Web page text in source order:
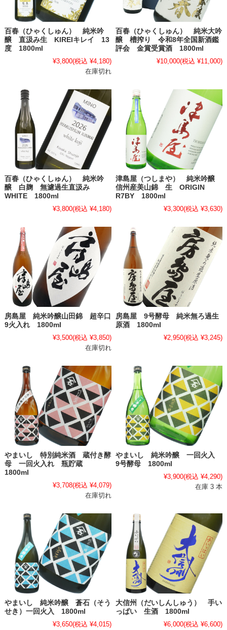
百春（ひゃくしゅん） 純米吟
醸 直汲み生 KIREIキレイ 13
度 1800ml
¥3,800(税込 ¥4,180)
在庫切れ
百春（ひゃくしゅん） 純米大吟
醸 槽搾り 令和8年全国新酒鑑
評会 金賞受賞酒 1800ml
¥10,000(税込 ¥11,000)
百春（ひゃくしゅん） 純米吟
醸 白麹 無濾過生直汲み
WHITE 1800ml
¥3,800(税込 ¥4,180)
津島屋（つしまや） 純米吟醸
信州産美山錦 生 ORIGIN
R7BY 1800ml
¥3,300(税込 ¥3,630)
房島屋 純米吟醸山田錦 超辛口
9火入れ 1800ml
¥3,500(税込 ¥3,850)
在庫切れ
房島屋 9号酵母 純米無ろ過生
原酒 1800ml
¥2,950(税込 ¥3,245)
やまいし 特別純米酒 蔵付き酵
母 一回火入れ 瓶貯蔵
1800ml
¥3,708(税込 ¥4,079)
在庫切れ
やまいし 純米吟醸 一回火入
9号酵母 1800ml
¥3,900(税込 ¥4,290)
在庫 3 本
やまいし 純米吟醸 蒼石（そう
せき）一回火入 1800ml
¥3,650(税込 ¥4,015)
大信州（だいしんしゅう） 手い
っぱい 生酒 1800ml
¥6,000(税込 ¥6,600)